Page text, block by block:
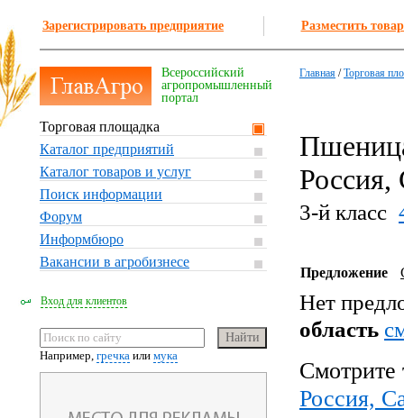
Зарегистрировать предприятие Разместить
Всероссийский
агропромышленный
портал
Торговая площадка
Каталог предприятий
Каталог товаров и услуг
Поиск информации
Форум
Информбюро
Вакансии в агробизнесе
Вход для клиентов
Например, гречка или мука
Главная /Торговая
Россия,
3-й класс
Предложение
Нет
область
Смотрите
Россия,